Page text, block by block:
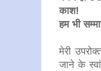
काश!
हम भी
मेरी
जाने के